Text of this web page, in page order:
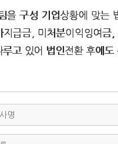
을 구성 기업상황에 맞는
급금, 미처분이익잉여금
고 있어 법인전환 후에도